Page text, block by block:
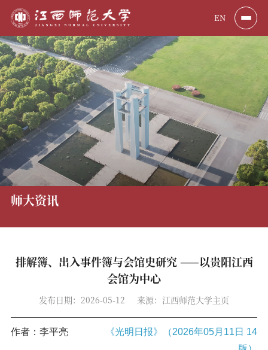
EN
师大资讯
排解簿、出入事件簿与会馆史研究 ——以贵阳江西
会馆为中心
发布日期：2026-05-12 来源：江西师范大学主页
作者：李平亮
《光明日报》（2026年05月11日 14